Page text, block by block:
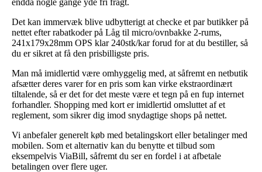
Det kan immervæk blive udbytterigt at checke et par butikker på
nettet efter rabatkoder på Låg til micro/ovnbakke 2-rums,
241x179x28mm OPS klar 240stk/kar forud for at du bestiller, så
du er sikret at få den prisbilligste pris.
Man må imidlertid være omhyggelig med, at såfremt en netbutik
afsætter deres varer for en pris som kan virke ekstraordinært
tiltalende, så er det for det meste være et tegn på en fup internet
forhandler. Shopping med kort er imidlertid omsluttet af et
reglement, som sikrer dig imod snydagtige shops på nettet.
Vi anbefaler generelt køb med betalingskort eller betalinger med
mobilen. Som et alternativ kan du benytte et tilbud som
eksempelvis ViaBill, såfremt du ser en fordel i at afbetale
betalingen over flere uger.